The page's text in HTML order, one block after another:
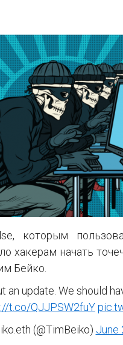
которым
хакерам начать
Бейко.
an update. We should
t.co/QJJPSW2fuY
(@TimBeiko) June